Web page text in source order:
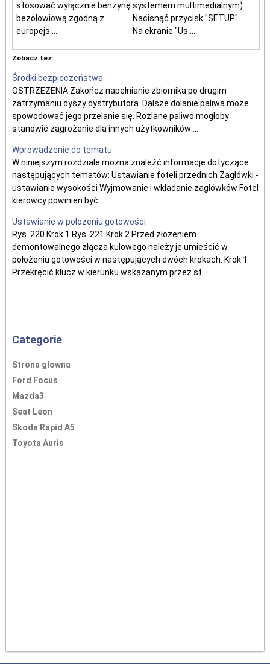
stosować wyłącznie benzynę
bezołowiową zgodną z
europejs ...
systemem multimedialnym)
Nacisnąć przycisk "SETUP".
Na ekranie "Us ...
Zobacz tez:
Środki bezpieczeństwa
OSTRZEŻENIA Zakończ napełnianie zbiornika po drugim
zatrzymaniu dyszy dystrybutora. Dalsze dolanie paliwa może
spowodować jego przelanie się. Rozlane paliwo mogłoby
stanowić zagrożenie dla innych użytkowników ...
Wprowadzenie do tematu
W niniejszym rozdziale można znaleźć informacje dotyczące
następujących tematów: Ustawianie foteli przednich Zagłówki -
ustawianie wysokości Wyjmowanie i wkładanie zagłówków Fotel
kierowcy powinien być ...
Ustawianie w położeniu gotowości
Rys. 220 Krok 1 Rys. 221 Krok 2 Przed złożeniem
demontowalnego złącza kulowego należy je umieścić w
położeniu gotowości w następujących dwóch krokach. Krok 1
Przekręcić klucz w kierunku wskazanym przez st ...
Categorie
Strona glowna
Ford Focus
Mazda3
Seat Leon
Skoda Rapid A5
Toyota Auris